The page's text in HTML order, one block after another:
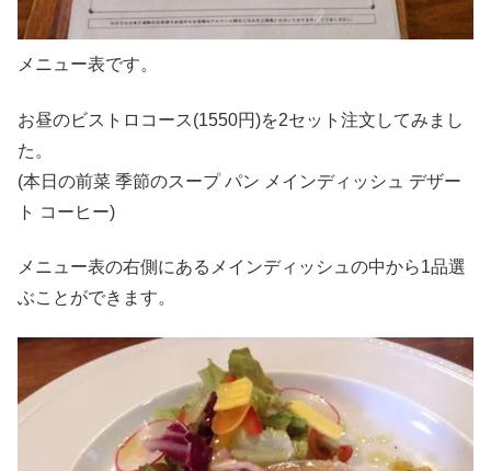
メニュー表です。
お昼のビストロコース(1550円)を2セット注文してみまし
た。
(本日の前菜 季節のスープ パン メインディッシュ デザー
ト コーヒー)
メニュー表の右側にあるメインディッシュの中から1品選
ぶことができます。